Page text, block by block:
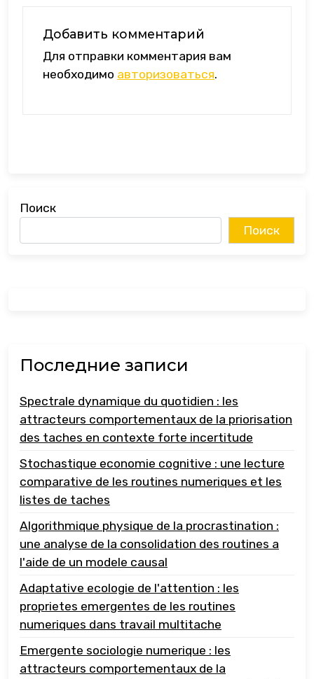
Добавить комментарий
Для отправки комментария вам
необходимо авторизоваться.
Поиск
Поиск
Последние записи
Spectrale dynamique du quotidien : les
attracteurs comportementaux de la priorisation
des taches en contexte forte incertitude
Stochastique economie cognitive : une lecture
comparative de les routines numeriques et les
listes de taches
Algorithmique physique de la procrastination :
une analyse de la consolidation des routines a
l'aide de un modele causal
Adaptative ecologie de l'attention : les
proprietes emergentes de les routines
numeriques dans travail multitache
Emergente sociologie numerique : les
attracteurs comportementaux de la